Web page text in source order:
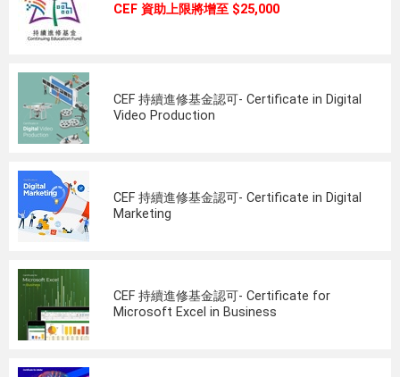
CEF 資助上限將增至 $25,000
CEF 持續進修基金認可- Certificate in Digital
Video Production
CEF 持續進修基金認可- Certificate in Digital
Marketing
CEF 持續進修基金認可- Certificate for
Microsoft Excel in Business